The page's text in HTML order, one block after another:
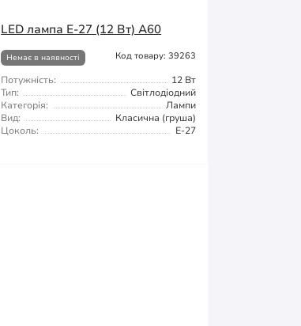
LED лампа E-27 (12 Вт) A60
Немає в наявності Код товару: 39263
Потужність:
12 Вт
Тип:
Світлодіодний
Категорія:
Лампи
Вид:
Класична (груша)
Цоколь:
Е-27